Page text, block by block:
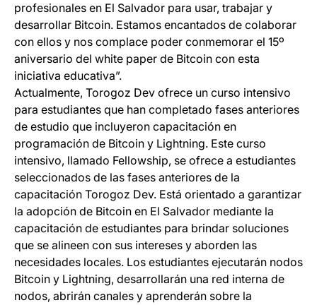
profesionales en El Salvador para usar, trabajar y
desarrollar Bitcoin. Estamos encantados de colaborar
con ellos y nos complace poder conmemorar el 15º
aniversario del white paper de Bitcoin con esta
iniciativa educativa”.
Actualmente, Torogoz Dev ofrece un curso intensivo
para estudiantes que han completado fases anteriores
de estudio que incluyeron capacitación en
programación de Bitcoin y Lightning. Este curso
intensivo, llamado Fellowship, se ofrece a estudiantes
seleccionados de las fases anteriores de la
capacitación Torogoz Dev. Está orientado a garantizar
la adopción de Bitcoin en El Salvador mediante la
capacitación de estudiantes para brindar soluciones
que se alineen con sus intereses y aborden las
necesidades locales. Los estudiantes ejecutarán nodos
Bitcoin y Lightning, desarrollarán una red interna de
nodos, abrirán canales y aprenderán sobre la